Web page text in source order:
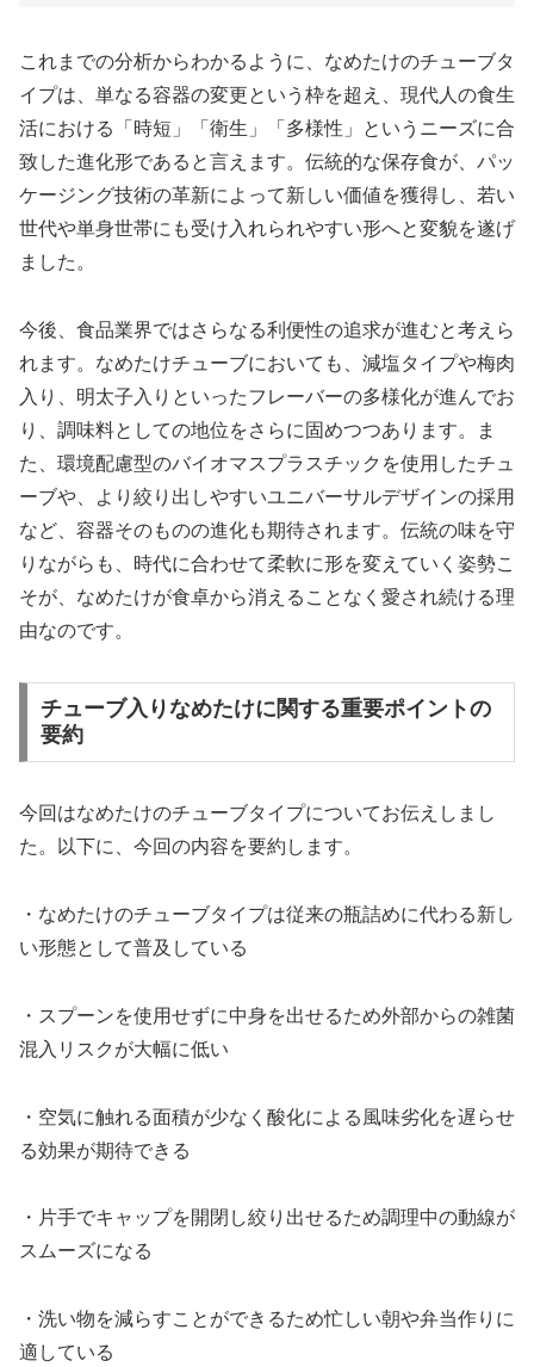
これまでの分析からわかるように、なめたけのチューブタ
イプは、単なる容器の変更という枠を超え、現代人の食生
活における「時短」「衛生」「多様性」というニーズに合
致した進化形であると言えます。伝統的な保存食が、パッ
ケージング技術の革新によって新しい価値を獲得し、若い
世代や単身世帯にも受け入れられやすい形へと変貌を遂げ
ました。
今後、食品業界ではさらなる利便性の追求が進むと考えら
れます。なめたけチューブにおいても、減塩タイプや梅肉
入り、明太子入りといったフレーバーの多様化が進んでお
り、調味料としての地位をさらに固めつつあります。ま
た、環境配慮型のバイオマスプラスチックを使用したチュ
ーブや、より絞り出しやすいユニバーサルデザインの採用
など、容器そのものの進化も期待されます。伝統の味を守
りながらも、時代に合わせて柔軟に形を変えていく姿勢こ
そが、なめたけが食卓から消えることなく愛され続ける理
由なのです。
チューブ入りなめたけに関する重要ポイントの
要約
今回はなめたけのチューブタイプについてお伝えしまし
た。以下に、今回の内容を要約します。
・なめたけのチューブタイプは従来の瓶詰めに代わる新し
い形態として普及している
・スプーンを使用せずに中身を出せるため外部からの雑菌
混入リスクが大幅に低い
・空気に触れる面積が少なく酸化による風味劣化を遅らせ
る効果が期待できる
・片手でキャップを開閉し絞り出せるため調理中の動線が
スムーズになる
・洗い物を減らすことができるため忙しい朝や弁当作りに
適している